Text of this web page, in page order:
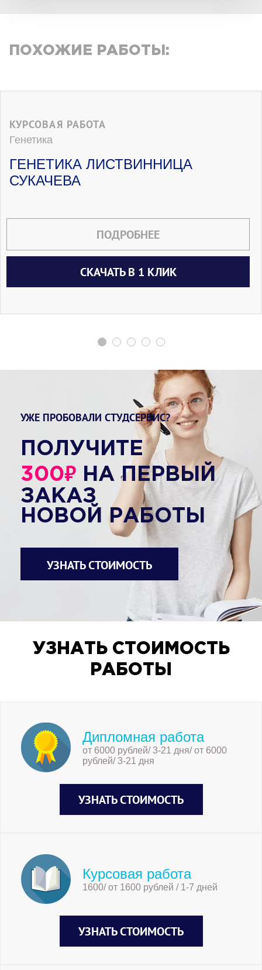
ПОХОЖИЕ РАБОТЫ:
КУРСОВАЯ РАБОТА
Генетика
ГЕНЕТИКА ЛИСТВИННИЦА
СУКАЧЕВА
ПОДРОБНЕЕ
СКАЧАТЬ В 1 КЛИК
УЖЕ ПРОБОВАЛИ СТУДСЕРВИС?
ПОЛУЧИТЕ
300₽ НА ПЕРВЫЙ
ЗАКАЗ
НОВОЙ РАБОТЫ
УЗНАТЬ СТОИМОСТЬ
УЗНАТЬ СТОИМОСТЬ
РАБОТЫ
Дипломная работа
от 6000 рублей/ 3-21 дня/ от 6000
рублей/ 3-21 дня
УЗНАТЬ СТОИМОСТЬ
Курсовая работа
1600/ от 1600 рублей / 1-7 дней
УЗНАТЬ СТОИМОСТЬ